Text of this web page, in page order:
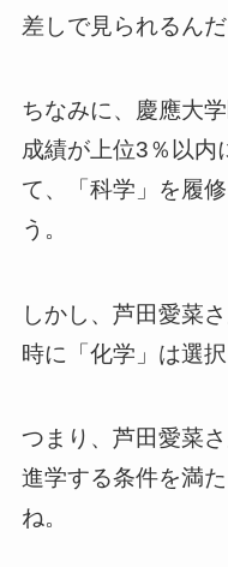
差しで見られるん
ちなみに、慶應大
成績が上位3％以内
て、「科学」を履
う。
しかし、芦田愛菜
時に「化学」は選
つまり、芦田愛菜
進学する条件を満
ね。